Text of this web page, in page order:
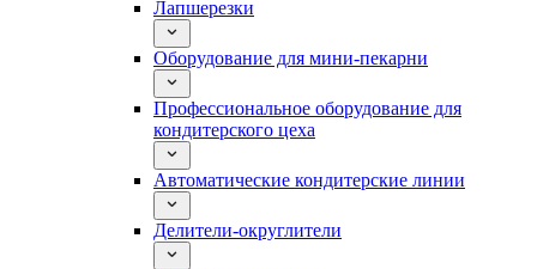
Лапшерезки
Оборудование для мини-пекарни
Профессиональное оборудование для
кондитерского цеха
Автоматические кондитерские линии
Делители-округлители